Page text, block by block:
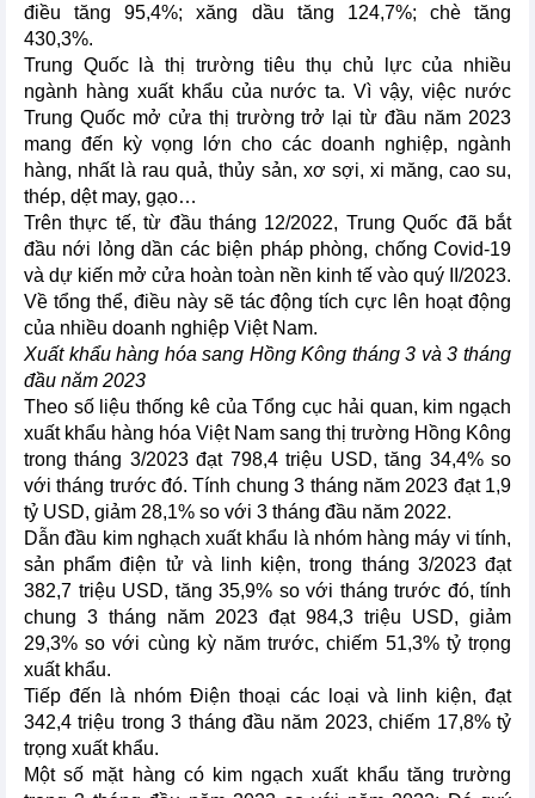
điều tăng 95,4%; xăng dầu tăng 124,7%; chè tăng
430,3%.
Trung Quốc là thị trường tiêu thụ chủ lực của nhiều
ngành hàng xuất khẩu của nước ta. Vì vậy, việc nước
Trung Quốc mở cửa thị trường trở lại từ đầu năm 2023
mang đến kỳ vọng lớn cho các doanh nghiệp, ngành
hàng, nhất là rau quả, thủy sản, xơ sợi, xi măng, cao su,
thép, dệt may, gạo…
Trên thực tế, từ đầu tháng 12/2022, Trung Quốc đã bắt
đầu nới lỏng dần các biện pháp phòng, chống Covid-19
và dự kiến mở cửa hoàn toàn nền kinh tế vào quý II/2023.
Về tổng thể, điều này sẽ tác động tích cực lên hoạt động
của nhiều doanh nghiệp Việt Nam.
Xuất khẩu hàng hóa sang Hồng Kông tháng 3 và 3 tháng
đầu năm 2023
Theo số liệu thống kê của Tổng cục hải quan, kim ngạch
xuất khẩu hàng hóa Việt Nam sang thị trường Hồng Kông
trong tháng 3/2023 đạt 798,4 triệu USD, tăng 34,4% so
với tháng trước đó. Tính chung 3 tháng năm 2023 đạt 1,9
tỷ USD, giảm 28,1% so với 3 tháng đầu năm 2022.
Dẫn đầu kim nghạch xuất khẩu là nhóm hàng máy vi tính,
sản phẩm điện tử và linh kiện, trong tháng 3/2023 đạt
382,7 triệu USD, tăng 35,9% so với tháng trước đó, tính
chung 3 tháng năm 2023 đạt 984,3 triệu USD, giảm
29,3% so với cùng kỳ năm trước, chiếm 51,3% tỷ trọng
xuất khẩu.
Tiếp đến là nhóm Điện thoại các loại và linh kiện, đạt
342,4 triệu trong 3 tháng đầu năm 2023, chiếm 17,8% tỷ
trọng xuất khẩu.
Một số mặt hàng có kim ngạch xuất khẩu tăng trường